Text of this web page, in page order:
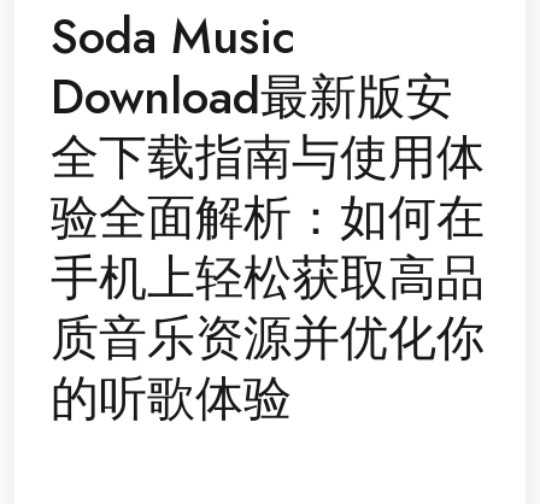
Soda Music
Download最新版安
全下载指南与使用体
验全面解析：如何在
手机上轻松获取高品
质音乐资源并优化你
的听歌体验